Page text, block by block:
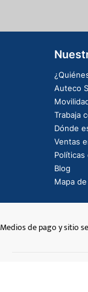
Auteco
Trabaja
Dónde
Ventas
Políticas
Blog
Mapa
Medios de pago y sitio